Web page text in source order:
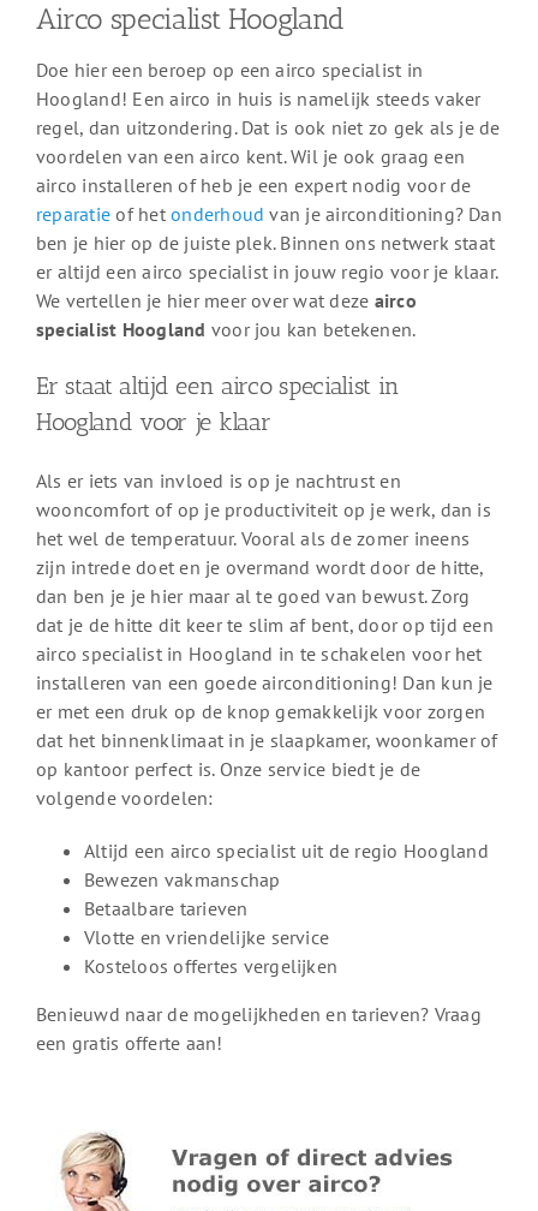
Airco specialist Hoogland
Doe hier een beroep op een airco specialist in
Hoogland! Een airco in huis is namelijk steeds vaker
regel, dan uitzondering. Dat is ook niet zo gek als je de
voordelen van een airco kent. Wil je ook graag een
airco installeren of heb je een expert nodig voor de
reparatie of hetonderhoud van je airconditioning? Dan
ben je hier op de juiste plek. Binnen ons netwerk staat
er altijd een airco specialist in jouw regio voor je klaar.
We vertellen je hier meer over wat deze airco
specialist Hoogland voor jou kan betekenen.
Er staat altijd een airco specialist in
Hoogland voor je klaar
Als er iets van invloed is op je nachtrust en
wooncomfort of op je productiviteit op je werk, dan is
het wel de temperatuur. Vooral als de zomer ineens
zijn intrede doet en je overmand wordt door de hitte,
dan ben je je hier maar al te goed van bewust. Zorg
dat je de hitte dit keer te slim af bent, door op tijd een
airco specialist in Hoogland in te schakelen voor het
installeren van een goede airconditioning! Dan kun je
er met een druk op de knop gemakkelijk voor zorgen
dat het binnenklimaat in je slaapkamer, woonkamer of
op kantoor perfect is. Onze service biedt je de
volgende voordelen:
Altijd een airco specialist uit de regio Hoogland
Bewezen vakmanschap
Betaalbare tarieven
Vlotte en vriendelijke service
Kosteloos offertes vergelijken
Benieuwd naar de mogelijkheden en tarieven? Vraag
een gratis offerte aan!